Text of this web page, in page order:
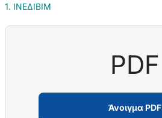
1. ΙΝΕΔΙΒΙΜ
PDF
Άνοιγμα PDF